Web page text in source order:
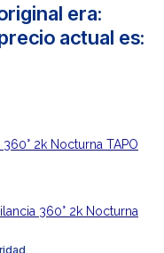
era:
actual es: